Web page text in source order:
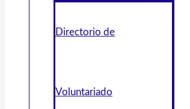
Directorio de
Voluntariado